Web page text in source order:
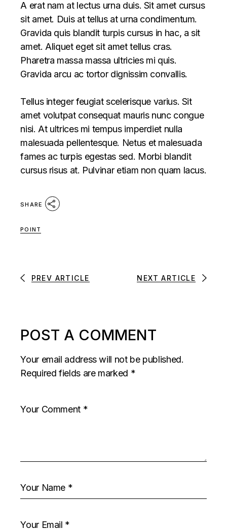
A erat nam at lectus urna duis. Sit amet cursus
sit amet. Duis at tellus at urna condimentum.
Gravida quis blandit turpis cursus in hac, a sit
amet. Aliquet eget sit amet tellus cras.
Pharetra massa massa ultricies mi quis.
Gravida arcu ac tortor dignissim convallis.
Tellus integer feugiat scelerisque varius. Sit
amet volutpat consequat mauris nunc congue
nisi. At ultrices mi tempus imperdiet nulla
malesuada pellentesque. Netus et malesuada
fames ac turpis egestas sed. Morbi blandit
cursus risus at. Pulvinar etiam non quam lacus.
SHARE
POINT
PREV ARTICLE NEXT ARTICLE
POST A COMMENT
Your email address will not be published.
Required fields are marked *